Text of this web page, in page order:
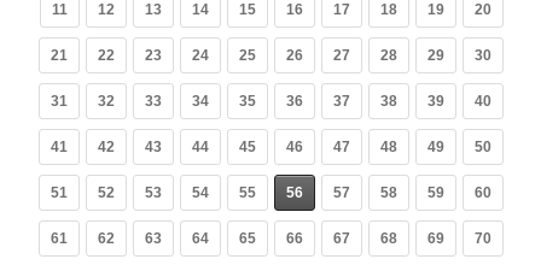
11 12 13 14 15 16 17 18 19 20
21 22 23 24 25 26 27 28 29 30
31 32 33 34 35 36 37 38 39 40
41 42 43 44 45 46 47 48 49 50
51 52 53 54 55 56 57 58 59 60
61 62 63 64 65 66 67 68 69 70